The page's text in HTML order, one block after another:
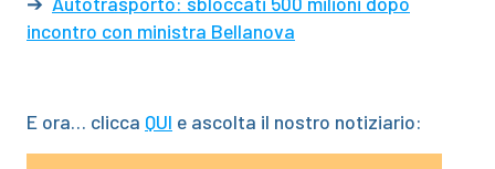
incontro con ministra Bellanova
E ora… clicca QUI e ascolta il nostro notiziario: